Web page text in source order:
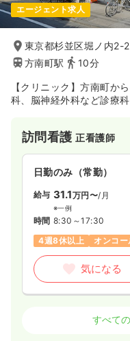
エージェント求人
東京都杉並区堀ノ内2-
方南町駅
10分
【クリニック】方南町か
科、脳神経外科など診療
訪問看護正看護師
日勤のみ（常勤）
給与 31.1万円〜/月
※一例
時間 8:30～17:30
4週8休以上
オンコー
気になる
すべて